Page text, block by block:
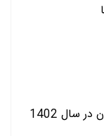
سال 1402